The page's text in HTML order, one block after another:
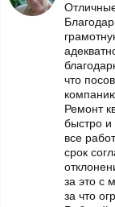
что
Ремонт
быстро и
все
срок
за это с
за что